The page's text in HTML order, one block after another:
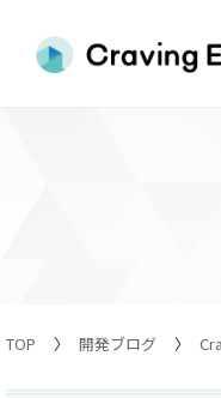
TOP 開発ブログ